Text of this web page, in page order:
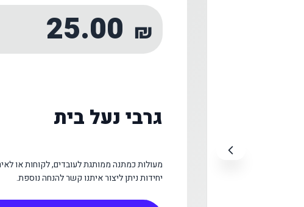
25.00 ₪
גרבי נעל בית
יחידות ניתן ליצור איתנו קשר להנחה נוספת.